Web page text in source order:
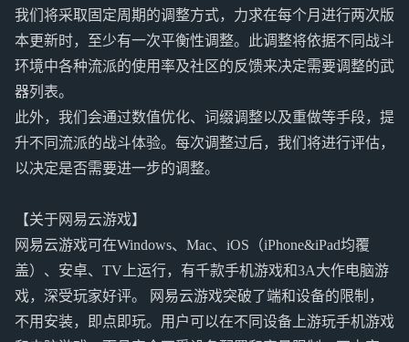
我们将采取固定周期的调整方式，力求在每个月进行两次版
本更新时，至少有一次平衡性调整。此调整将依据不同战斗
环境中各种流派的使用率及社区的反馈来决定需要调整的武
器列表。
此外，我们会通过数值优化、词缀调整以及重做等手段，提
升不同流派的战斗体验。每次调整过后，我们将进行评估，
以决定是否需要进一步的调整。
【关于网易云游戏】
网易云游戏可在Windows、Mac、iOS（iPhone&iPad均覆
盖）、安卓、TV上运行，有千款手机游戏和3A大作电脑游
戏，深受玩家好评。 网易云游戏突破了端和设备的限制，
不用安装，即点即玩。用户可以在不同设备上游玩手机游戏